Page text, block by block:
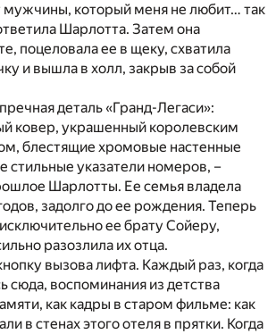
мужчины, который меня не любит… так
Шарлотта. Затем она
поцеловала ее в щеку, схватила
и вышла в холл, закрыв за собой
деталь «Гранд-Легаси»:
ковер, украшенный королевским
блестящие хромовые настенные
стильные указатели номеров, –
Шарлотты. Ее семья владела
задолго до ее рождения. Теперь
ее брату Сойеру,
разозлила их отца.
вызова лифта. Каждый раз, когда
сюда, воспоминания из детства
как кадры в старом фильме: как
в стенах этого отеля в прятки. Когда